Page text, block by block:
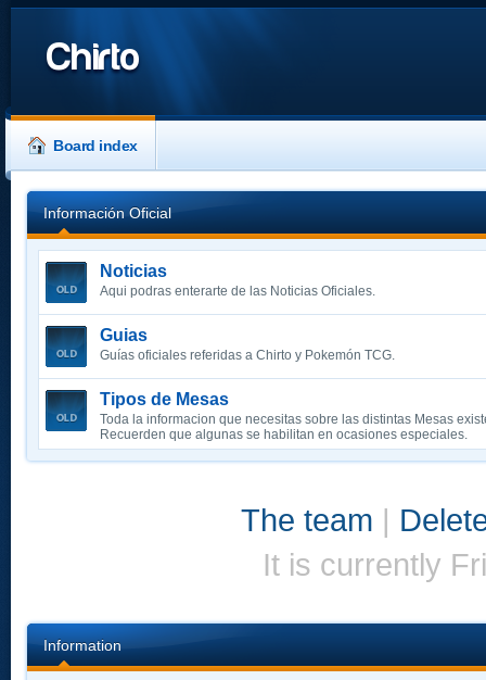
Chirto
Board index
Información Oficial
Noticias
Aqui podras enterarte de las Noticias Oficiales.
Guias
Guías oficiales referidas a Chirto y Pokemón TCG.
Tipos de Mesas
Toda la informacion que necesitas sobre las distintas Mesas
Recuerden que algunas se habilitan en ocasiones especiales.
The team |
It is currently
Information